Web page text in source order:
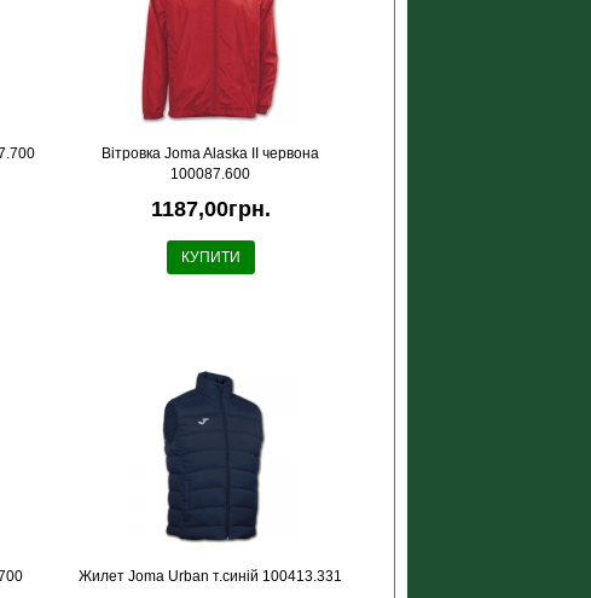
Вітровка Joma Alaska II червона
100087.600
1187,00грн.
КУПИТИ
Жилет Joma Urban т.синій 100413.331